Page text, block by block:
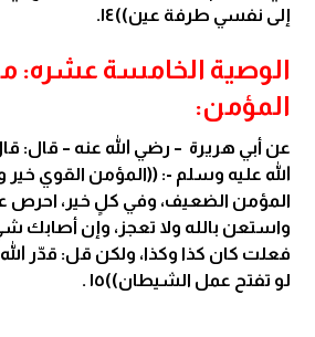
إلى نفسي طرفة عين))١٤.
الوصية الخامسة
المؤمن:
عن أبي هريرة – رضي الله عنه – قال:
الله عليه وسلم -: ((المؤمن القوي خير
المؤمن الضعيف، وفي كلٍ خير، احرص
واستعن بالله ولا تعجز، وإن أصابك
فعلت كان كذا وكذا، ولكن قل: قدّر
لو تفتح عمل الشيطان))١٥ .